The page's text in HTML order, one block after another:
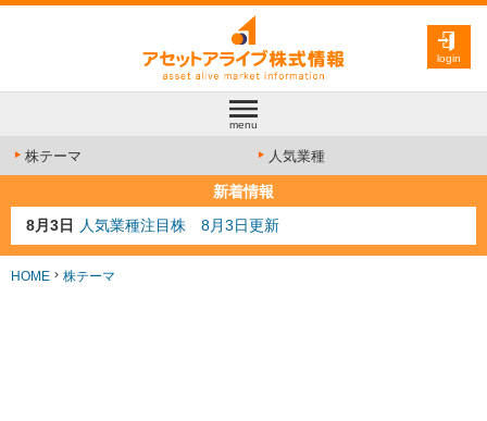
login
menu
株テーマ 人気業種
新着情報
8月3日
人気業種注目株 8月3日更新
8月2日 金融注目株 8月2日更新
7月29日 日経225シグナル点灯
HOME 株テーマ